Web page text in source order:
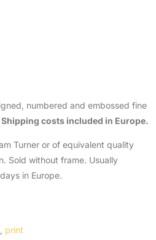
numbered and embossed fine
Shipping costs included in Europe.
Turner or of equivalent quality
Sold without frame. Usually
in Europe.
print